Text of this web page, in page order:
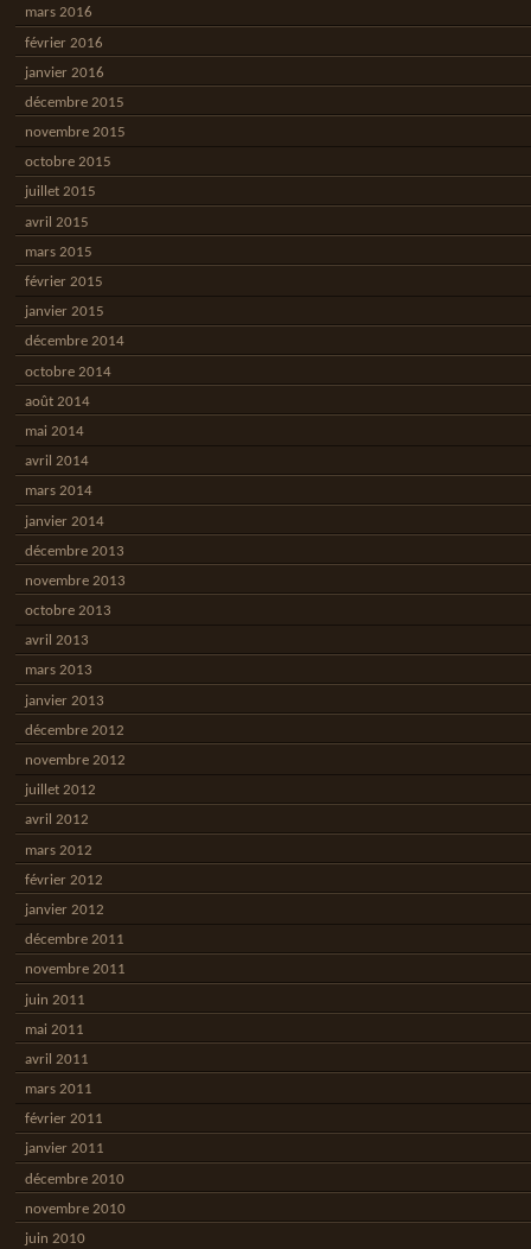
mars 2016
février 2016
janvier 2016
décembre 2015
novembre 2015
octobre 2015
juillet 2015
avril 2015
mars 2015
février 2015
janvier 2015
décembre 2014
octobre 2014
août 2014
mai 2014
avril 2014
mars 2014
janvier 2014
décembre 2013
novembre 2013
octobre 2013
avril 2013
mars 2013
janvier 2013
décembre 2012
novembre 2012
juillet 2012
avril 2012
mars 2012
février 2012
janvier 2012
décembre 2011
novembre 2011
juin 2011
mai 2011
avril 2011
mars 2011
février 2011
janvier 2011
décembre 2010
novembre 2010
juin 2010